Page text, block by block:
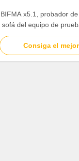
BIFMA x5.1, probador
sofá del equipo de
X5.4 con la pantalla
Consiga el